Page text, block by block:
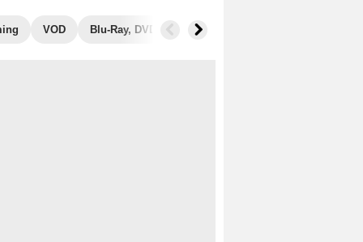
VOD Blu-Ray, DVD Photos